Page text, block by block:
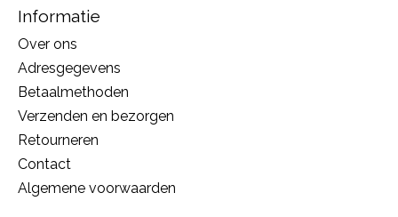
Informatie
Over ons
Adresgegevens
Betaalmethoden
Verzenden en bezorgen
Retourneren
Contact
Algemene voorwaarden